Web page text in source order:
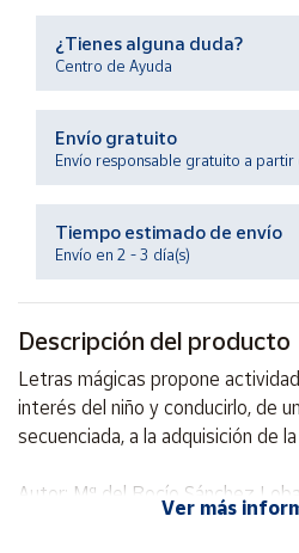
Productos
Solidarios
Ayuda
Centro
Contacto
Vendedores
Mapa de
vendedores
Hazte
Área
¿Tienes alguna duda?
Centro de Ayuda
Envío gratuito
Envío responsable gratuito a
Tiempo estimado de envío
Envío en 2 - 3 día(s)
Descripción del producto
Letras mágicas propone
interés del niño y conducirlo, de
secuenciada, a la adquisición de
Autor: Mª del Rocío Sánchez
Montoya González
Ver más